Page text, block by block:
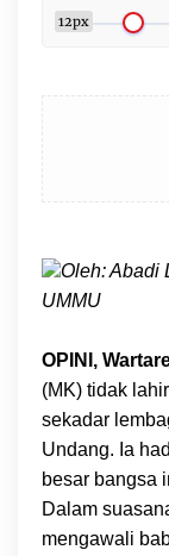
12px
Oleh: Abadi
UMMU
OPINI,
(MK) tidak
sekadar
Undang. Ia
besar bangsa
Dalam
mengawali